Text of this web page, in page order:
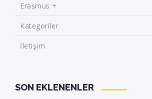
Erasmus +
Kategoriler
İletişim
SON EKLENENLER